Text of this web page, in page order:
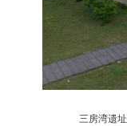
三房湾遗